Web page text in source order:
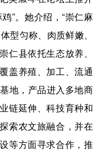
”。她介绍，“崇仁麻
型匀称、肉质鲜嫩、
仁县依托生态放养、
盖养殖、加工、流通
地，产品进入多地商
链延伸、科技育种和
索农文旅融合，并在
等方面寻求合作，推